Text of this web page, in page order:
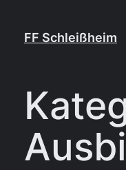
InhaltFF Schleißheim